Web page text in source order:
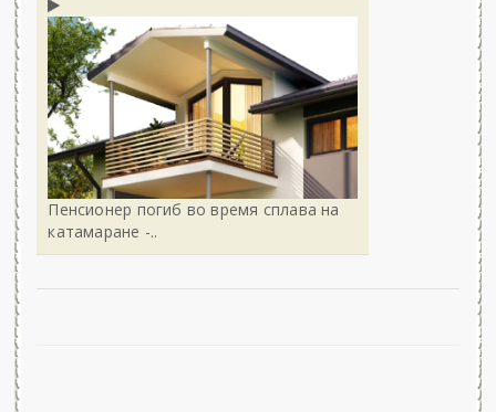
Пенсионер погиб во время сплава на
катамаране -..